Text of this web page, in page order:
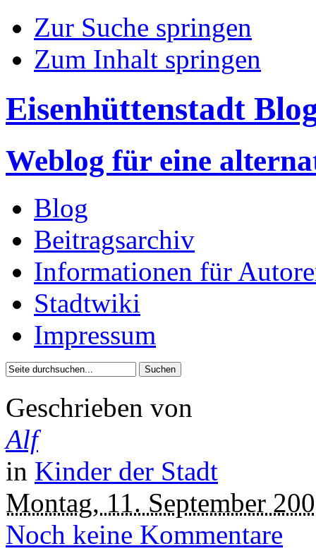
Zur Suche springen
Zum Inhalt springen
Eisenhüttenstadt
Weblog für eine
Blog
Beitragsarchiv
Informationen für
Stadtwiki
Impressum
Geschrieben von
Alf
in Kinder der Stadt
Montag, 11. September
Noch keine Kommentare